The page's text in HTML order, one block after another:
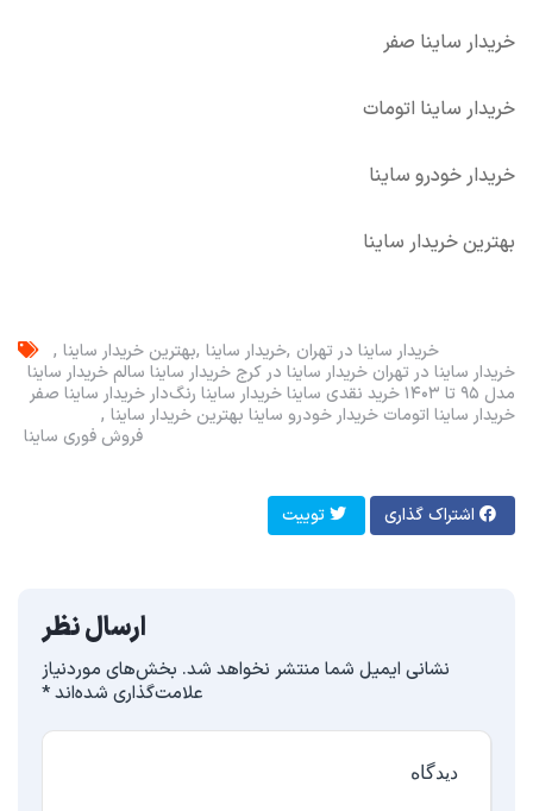
خریدار ساینا صفر
خریدار ساینا اتومات
خریدار خودرو ساینا
بهترین خریدار ساینا
بهترین خریدار ساینا خریدار ساینا خریدار ساینا در تهران
خریدار ساینا در تهران خریدار ساینا در کرج خریدار ساینا سالم خریدار ساینا
مدل ۹۵ تا ۱۴۰۳ خرید نقدی ساینا خریدار ساینا رنگ‌دار خریدار ساینا صفر
خریدار ساینا اتومات خریدار خودرو ساینا بهترین خریدار ساینا
فروش فوری ساینا
اشتراک گذاری توییت
ارسال نظر
نشانی ایمیل شما منتشر نخواهد شد. بخش‌های موردنیاز
علامت‌گذاری شده‌اند*